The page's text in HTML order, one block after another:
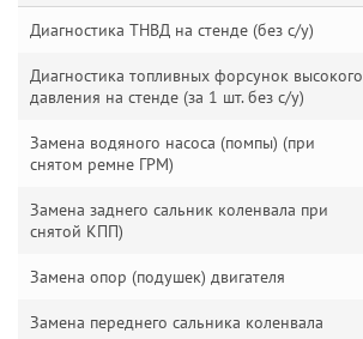
Диагностика ТНВД на стенде (без с/у)
Диагностика топливных форсунок высокого
давления на стенде (за 1 шт. без с/у)
Замена водяного насоса (помпы) (при
снятом ремне ГРМ)
Замена заднего сальник коленвала при
снятой КПП)
Замена опор (подушек) двигателя
Замена переднего сальника коленвала